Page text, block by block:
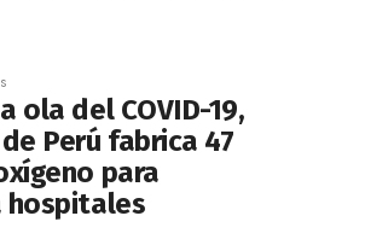
ola del COVID-19,
Perú fabrica 47
para
hospitales